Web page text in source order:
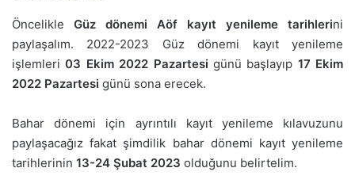
Öncelikle Güz dönemi Aöf kayıt yenileme tarihlerini
paylaşalım. 2022-2023 Güz dönemi kayıt yenileme
işlemleri03 Ekim 2022 Pazartesi günü başlayıp 17 Ekim
2022 Pazartesi günü sona erecek.
Bahar dönemi için ayrıntılı kayıt yenileme kılavuzunu
paylaşacağız fakat şimdilik bahar dönemi kayıt yenileme
tarihlerinin 13-24 Şubat 2023 olduğunu belirtelim.